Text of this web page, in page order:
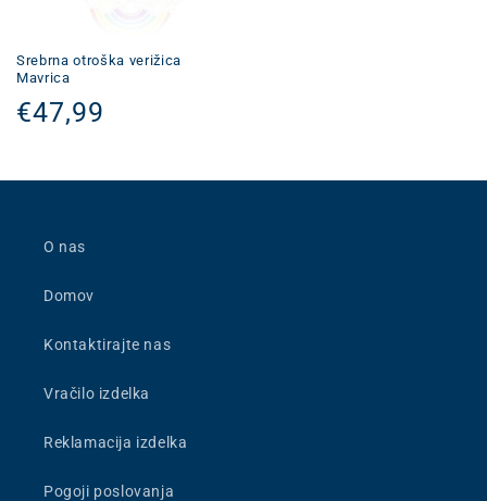
Srebrna otroška verižica
Mavrica
Redna
€47,99
O nas
Domov
Kontaktirajte nas
Vračilo izdelka
Reklamacija izdelka
Pogoji poslovanja